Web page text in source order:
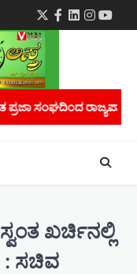
Twitter
Facebook
LinkedIn
ಮಾನವ
ಖರ್ಚಿನಲ್ಲಿ
: ಸಚಿವ